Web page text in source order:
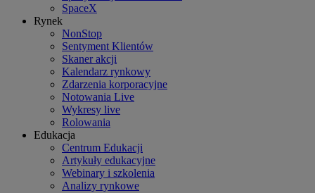
SpaceX
Rynek
NonStop
Sentyment Klientów
Skaner akcji
Kalendarz rynkowy
Zdarzenia korporacyjne
Notowania Live
Wykresy live
Rolowania
Edukacja
Centrum Edukacji
Artykuły edukacyjne
Webinary i szkolenia
Analizy rynkowe